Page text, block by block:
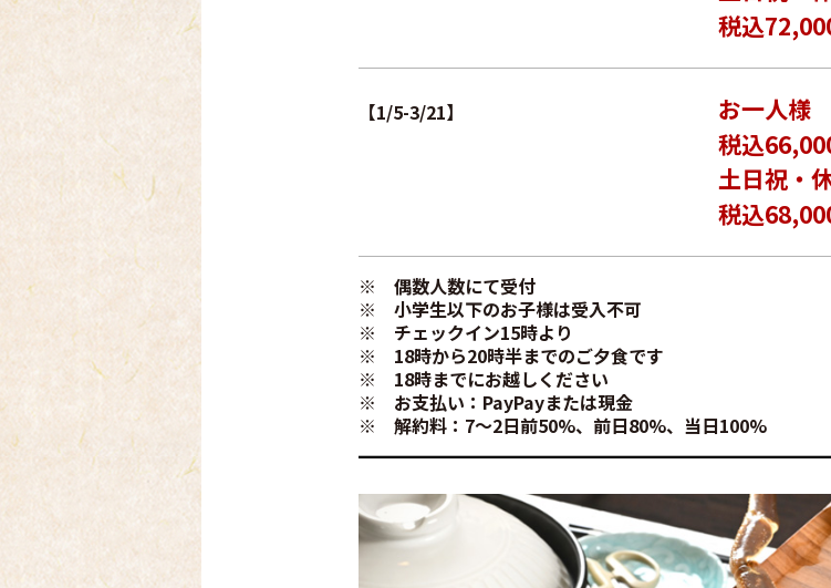
お一人様
土日祝・
税込
※ 18時までにお越しください
※ お支払い：PayPayまたは現金
※ 解約料：7～2日前50%、前日80%、当日100%